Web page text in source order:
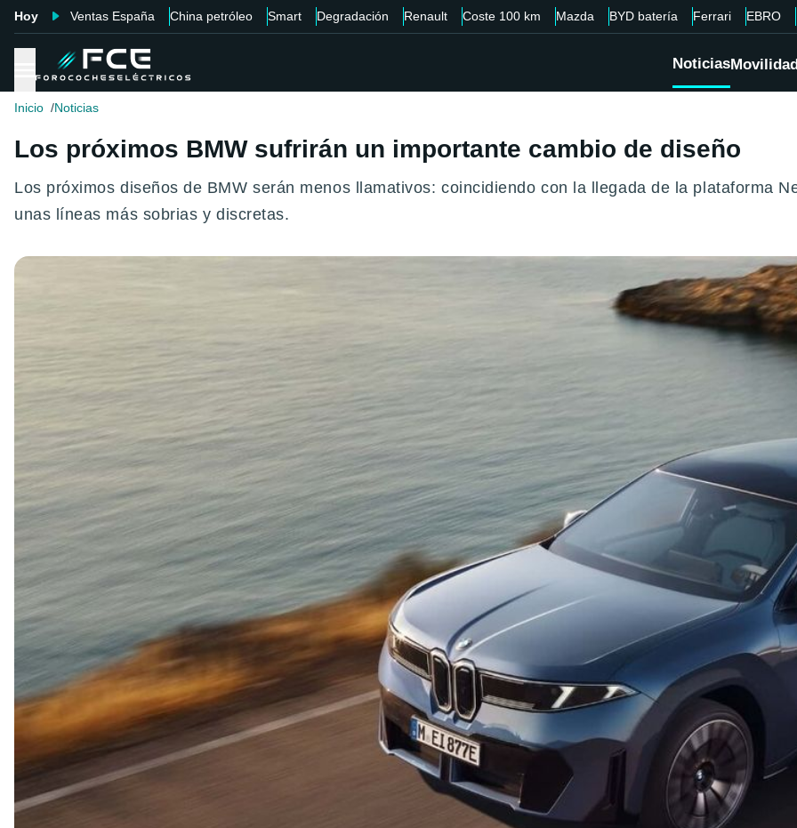
Hoy Ventas España China petróleo Smart Degradación Renault Coste 100 km Mazda BYD batería Ferrari EBRO
Noticias
Inicio Noticias
Los próximos BMW sufrirán un importante cambio de diseño
Los próximos diseños de BMW serán menos llamativos: coincidiendo con la llegada de la plataforma
unas líneas más sobrias y discretas.